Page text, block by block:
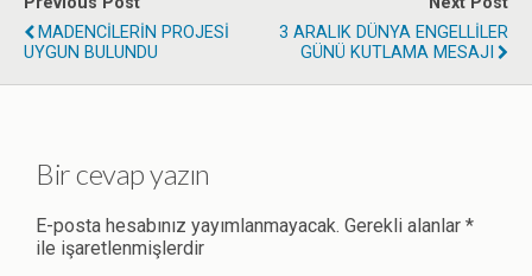
MADENCİLERİN PROJESİ
UYGUN BULUNDU
3 ARALIK DÜNYA ENGELLİLER
GÜNÜ KUTLAMA MESAJI
Bir cevap yazın
E-posta hesabınız yayımlanmayacak. Gerekli alanlar *
ile işaretlenmişlerdir